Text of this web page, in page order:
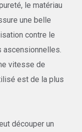
le matériau
une belle
contre le
ascensionnelles.
vitesse de
est de la plus
découper un